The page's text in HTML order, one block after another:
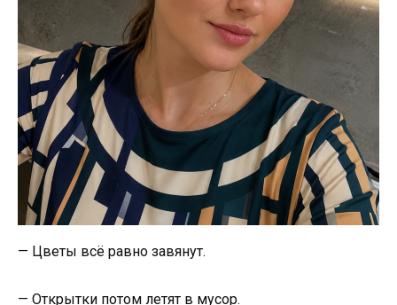
— Цветы всё равно завянут.
— Открытки потом летят в мусор.